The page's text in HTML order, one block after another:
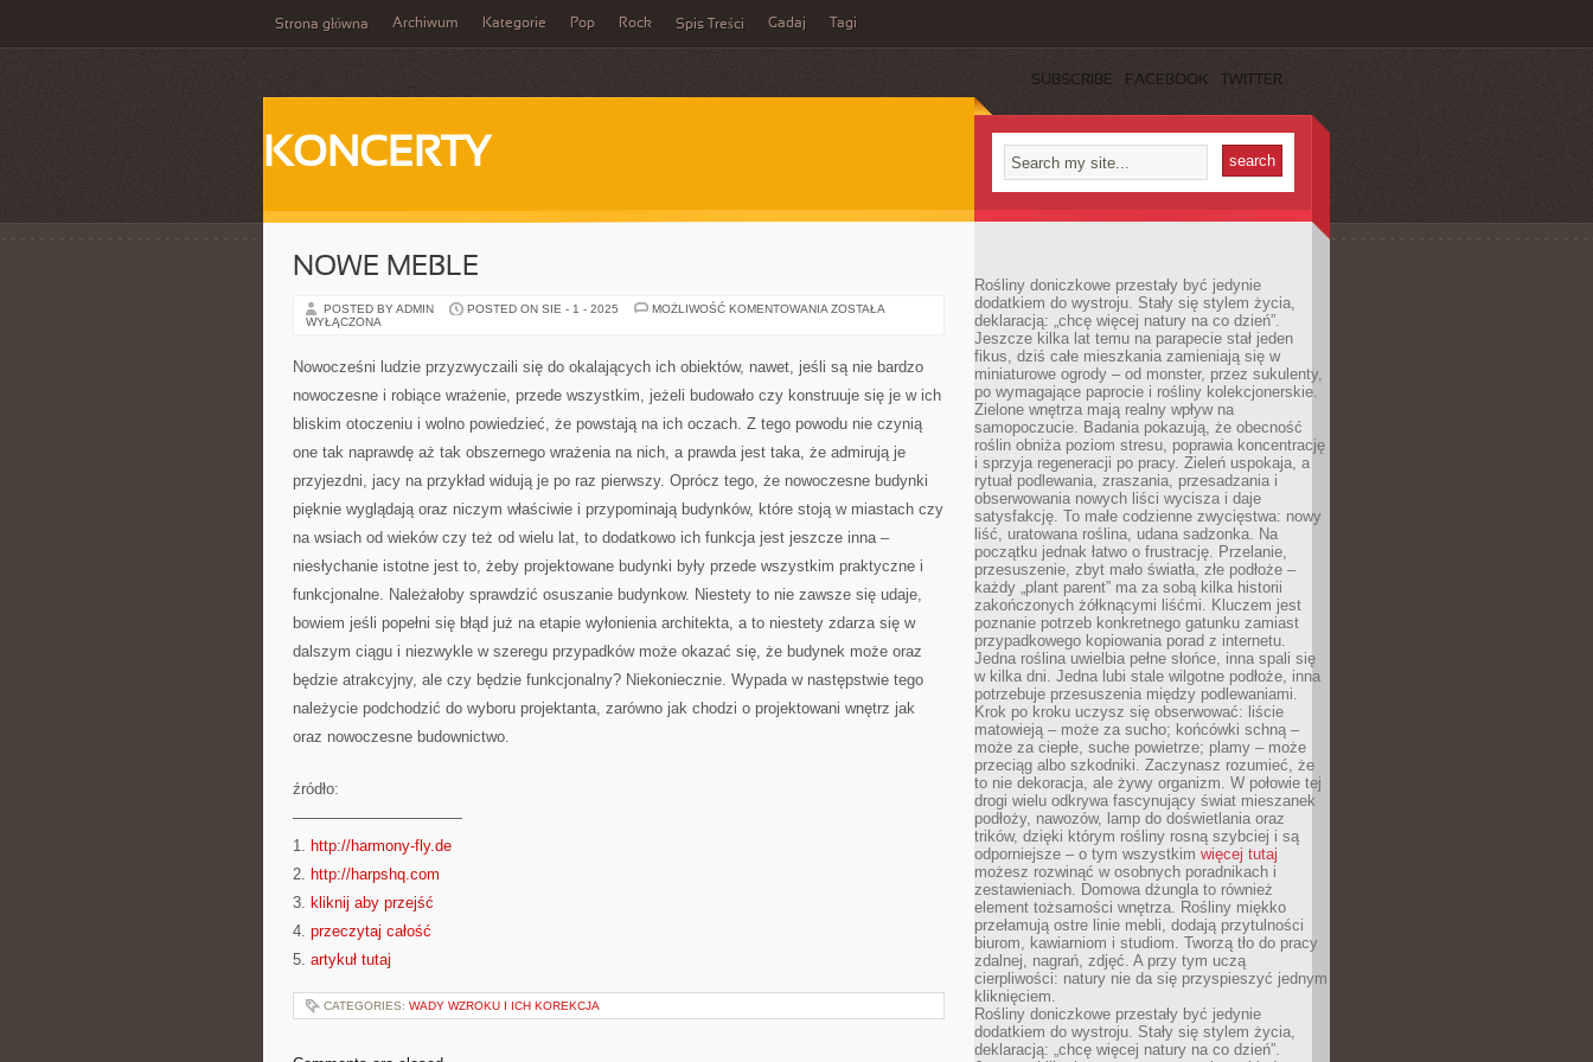
Strona główna Archiwum Kategorie Pop Rock Spis Treści Gadaj Tagi
SUBSCRIBE FACEBOOK TWITTER
KONCERTY
NOWE MEBLE
POSTED BY ADMIN POSTED ON SIE - 1 - 2025 MOŻLIWOŚĆ KOMENTOWANIA NOWE
ZOSTAŁA
WYŁĄCZONA
Nowocześni ludzie przyzwyczaili się do okalających ich obiektów, nawet, jeśli są nie bardzo
nowoczesne i robiące wrażenie, przede wszystkim, jeżeli budowało czy konstruuje się je w ich
bliskim otoczeniu i wolno powiedzieć, że powstają na ich oczach. Z tego powodu nie czynią
one tak naprawdę aż tak obszernego wrażenia na nich, a prawda jest taka, że admirują je
przyjezdni, jacy na przykład widują je po raz pierwszy. Oprócz tego, że nowoczesne budynki
pięknie wyglądają oraz niczym właściwie i przypominają budynków, które stoją w miastach czy
na wsiach od wieków czy też od wielu lat, to dodatkowo ich funkcja jest jeszcze inna –
niesłychanie istotne jest to, żeby projektowane budynki były przede wszystkim praktyczne i
funkcjonalne. Należałoby sprawdzić osuszanie budynkow. Niestety to nie zawsze się udaje,
bowiem jeśli popełni się błąd już na etapie wyłonienia architekta, a to niestety zdarza się w
dalszym ciągu i niezwykle w szeregu przypadków może okazać się, że budynek może oraz
będzie atrakcyjny, ale czy będzie funkcjonalny? Niekoniecznie. Wypada w następstwie tego
należycie podchodzić do wyboru projektanta, zarówno jak chodzi o projektowani wnętrz jak
oraz nowoczesne budownictwo.
źródło:
———————————
1. http://harmony-fly.de
2. http://harpshq.com
3. kliknij aby przejść
4. przeczytaj całość
5. artykuł tutaj
CATEGORIES: WADY WZROKU I ICH KOREKCJA
Rośliny doniczkowe przestały być jedynie
dodatkiem do wystroju. Stały się stylem życia,
deklaracją: „chcę więcej natury na co dzień”.
Jeszcze kilka lat temu na parapecie stał jeden
fikus, dziś całe mieszkania zamieniają się w
miniaturowe ogrody – od monster, przez sukulenty,
po wymagające paprocie i rośliny kolekcjonerskie.
Zielone wnętrza mają realny wpływ na
samopoczucie. Badania pokazują, że obecność
roślin obniża poziom stresu, poprawia koncentrację
i sprzyja regeneracji po pracy. Zieleń uspokaja, a
rytuał podlewania, zraszania, przesadzania i
obserwowania nowych liści wycisza i daje
satysfakcję. To małe codzienne zwycięstwa: nowy
liść, uratowana roślina, udana sadzonka. Na
początku jednak łatwo o frustrację. Przelanie,
przesuszenie, zbyt mało światła, złe podłoże –
każdy „plant parent” ma za sobą kilka historii
zakończonych żółknącymi liśćmi. Kluczem jest
poznanie potrzeb konkretnego gatunku zamiast
przypadkowego kopiowania porad z internetu.
Jedna roślina uwielbia pełne słońce, inna spali się
w kilka dni. Jedna lubi stale wilgotne podłoże, inna
potrzebuje przesuszenia między podlewaniami.
Krok po kroku uczysz się obserwować: liście
matowieją – może za sucho; końcówki schną –
może za ciepłe, suche powietrze; plamy – może
przeciąg albo szkodniki. Zaczynasz rozumieć, że
to nie dekoracja, ale żywy organizm. W połowie tej
drogi wielu odkrywa fascynujący świat mieszanek
podłoży, nawozów, lamp do doświetlania oraz
trików, dzięki którym rośliny rosną szybciej i są
odporniejsze – o tym wszystkim więcej tutaj
możesz rozwinąć w osobnych poradnikach i
zestawieniach. Domowa dżungla to również
element tożsamości wnętrza. Rośliny miękko
przełamują ostre linie mebli, dodają przytulności
biurom, kawiarniom i studiom. Tworzą tło do pracy
zdalnej, nagrań, zdjęć. A przy tym uczą
cierpliwości: natury nie da się przyspieszyć jednym
kliknięciem.
Rośliny doniczkowe przestały być jedynie
dodatkiem do wystroju. Stały się stylem życia,
deklaracją: „chcę więcej natury na co dzień”.